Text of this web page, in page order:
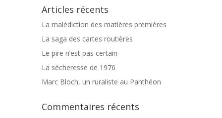
Articles récents
La malédiction des matières premières
La saga des cartes routières
Le pire n’est pas certain
La sécheresse de 1976
Marc Bloch, un ruraliste au Panthéon
Commentaires récents